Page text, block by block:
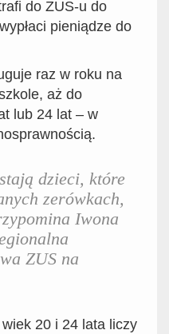
do ZUS-u do
pieniądze do
raz w roku na
aż do
lub 24 lat – w
dzieci, które
zerówkach,
Iwona
ZUS na
iek 20 i 24 lata liczy